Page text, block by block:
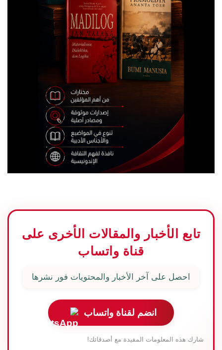
تابع الأخبار والمقالات الأخرى على
قناة واتساب
احصل على آخر الأخبار والمحتويات فور نشرها
انضم لقناة واتساب
شارك هذه المعلومات المفيدة مع أصدقائك!